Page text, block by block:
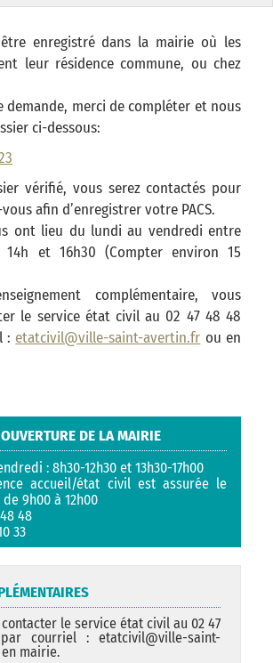
être enregistré dans la mairie où les
leur résidence commune, ou chez
demande, merci de compléter et nous
ci-dessous:
vérifié, vous serez contactés pour
afin d’enregistrer votre PACS.
ont lieu du lundi au vendredi entre
et 16h30 (Compter environ 15
complémentaire, vous
le service état civil au 02 47 48 48
: etatcivil@ville-saint-avertin.fr ou en
DE LA MAIRIE
: 8h30-12h30 et 13h30-17h00
accueil/état civil est assurée le
9h00 à 12h00
48
33
le service état civil au 02 47
courriel : etatcivil@ville-saint-
mairie.